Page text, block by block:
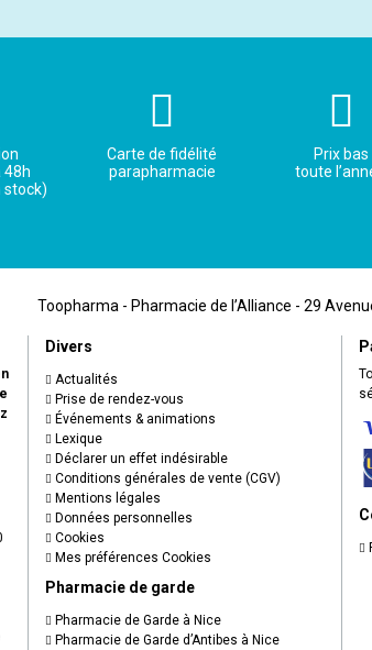
48h
stock)
Carte de fidélité
parapharmacie
Prix bas
toute
Toopharma - Pharmacie de l’Alliance - 29
Divers
Actualités
Prise de rendez-vous
Événements & animations
Lexique
Déclarer un effet indésirable
Conditions générales de vente (CGV)
Mentions légales
Données personnelles
Cookies
Mes préférences Cookies
Pharmacie de garde
Pharmacie de Garde à Nice
Pharmacie de Garde d’Antibes à Nice